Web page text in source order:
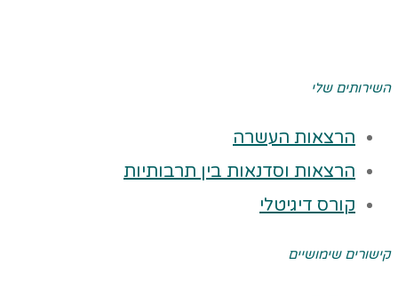
השירותים שלי
הרצאות העשרה
הרצאות וסדנאות בין תרבותיות
קורס דיגיטלי
קישורים שימושיים